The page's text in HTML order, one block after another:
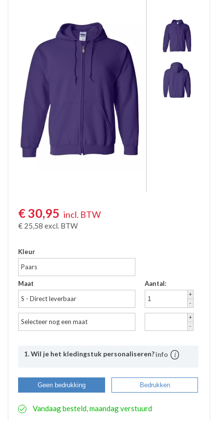
Veiligheidstruien
Polosweaters
Commandotrui
Schipperstrui
Schilderstruien
Fleece trui
Werktruien met colkraag
€ 30,95 incl. BTW
€ 25,58 excl. BTW
Kleur
Paars
Maat
S - Direct leverbaar
Aantal:
+
-
Selecteer nog een maat
+
-
1. Wil je het kledingstuk personaliseren?info
Bij Bevazet kunt u uw bedrijfskleding ook laten
bedrukken. Middels onderstaande stappen kunt u
aangemaakte bedrukkingsprofielen worden
Geen bedrukking Bedrukken
Vandaag besteld, maandag verstuurd